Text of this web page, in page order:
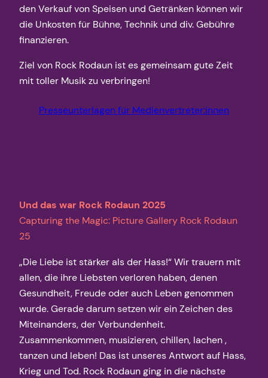
den Verkauf von Speisen und Getränken können wir
die Unkosten für Bühne, Technik und div. Gebühre
finanzieren.
Ziel von Rock Rodaun ist es gemeinsam gute Zeit
mit toller Musik zu verbringen!
Presseunterlagen für Medienvertreter:innen
Und das war Rock Rodaun 2025
Capturing the Magic: Picture Gallery Rock Rodaun
25
„Die Liebe ist stärker als der Hass!“ Wir trauern mit
allen, die ihre Liebsten verloren haben, denen
Gesundheit, Freude oder auch Leben genommen
wurde. Gerade darum setzen wir ein Zeichen des
Miteinanders, der Verbundenheit.
Zusammenkommen, musizieren, chillen, lachen ,
tanzen und leben! Das ist unseres Antwort auf Hass,
Krieg und Tod. Rock Rodaun ging in die nächste